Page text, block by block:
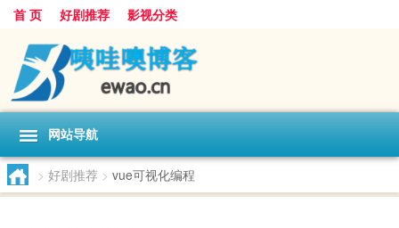
首 页 好剧推荐 影视分类
网站导航
> 好剧推荐 > vue可视化编程